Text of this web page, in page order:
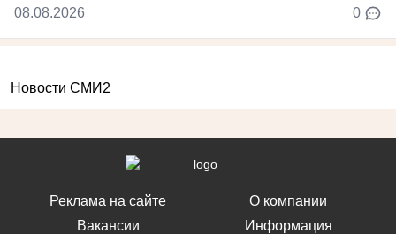
08.08.2026 0
Новости СМИ2
Реклама на сайте
Вакансии
О компании
Информация